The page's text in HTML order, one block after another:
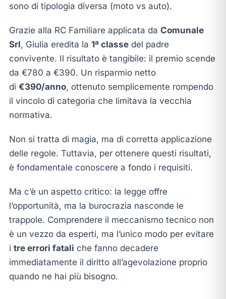
sono di tipologia diversa (moto vs auto).
Grazie alla RC Familiare applicata da Comunale
Srl, Giulia eredita la 1ª classedel padre
convivente. Il risultato è tangibile: il premio scende
da €780 a €390. Un risparmio netto
di €390/anno, ottenuto semplicemente rompendo
il vincolo di categoria che limitava la vecchia
normativa.
Non si tratta di magia, ma di corretta applicazione
delle regole. Tuttavia, per ottenere questi risultati,
è fondamentale conoscere a fondo i requisiti.
Ma c’è un aspetto critico: la legge offre
l’opportunità, ma la burocrazia nasconde le
trappole. Comprendere il meccanismo tecnico non
è un vezzo da esperti, ma l’unico modo per evitare
i tre errori fatali che fanno decadere
immediatamente il diritto all’agevolazione proprio
quando ne hai più bisogno.